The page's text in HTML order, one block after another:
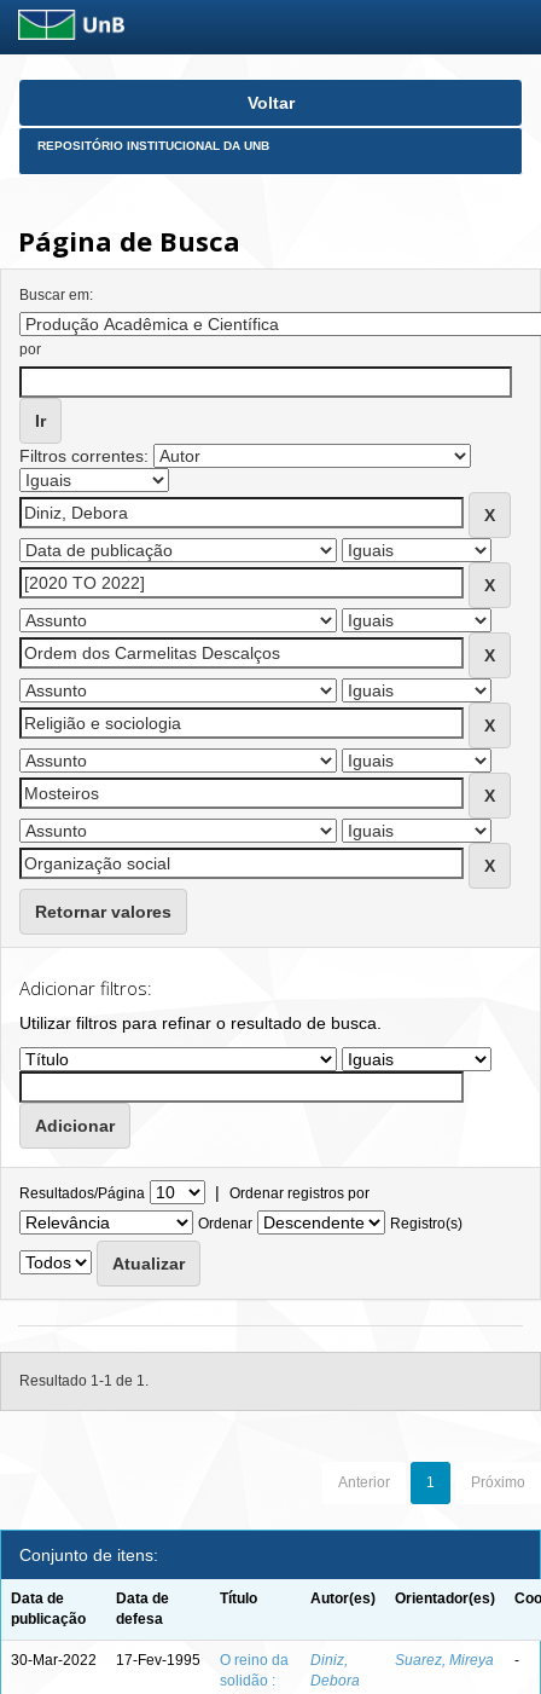
Skip
Voltar
REPOSITÓRIO INSTITUCIONAL DA UNB
Página de Busca
Buscar em:
por
Filtros correntes:
Retornar valores
Adicionar filtros:
Utilizar filtros para refinar o resultado de busca.
Resultados/Página | Ordenar registros por
Ordenar
Registro(s)
Resultado 1-1 de 1.
Anterior 1 Próximo
Conjunto de itens:
Data de
publicação
Data de
defesa
Título Autor(es) Orientador(es)
30-Mar-2022 17-Fev-1995
O reino da
solidão :
Diniz,
Debora
Suarez, Mireya -